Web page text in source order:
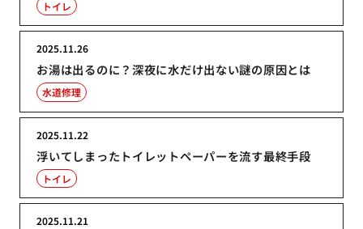
トイレ
お湯は出るのに？深夜に水だけ出ない謎の原因とは
2025.11.26
水道修理
浮いてしまったトイレットペーパーを流す最終手段
2025.11.22
トイレ
2025.11.21